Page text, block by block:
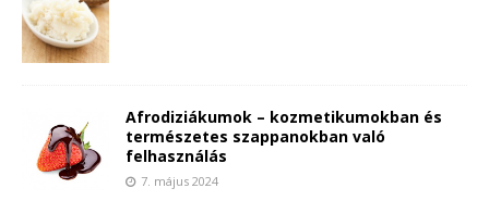
Afrodiziákumok – kozmetikumokban és
természetes szappanokban való
felhasználás
7. május 2024